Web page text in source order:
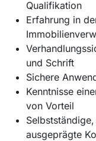
Qualifikation
Erfahrung in
und Schrift
Sichere
Kenntnisse
von Vorteil
ausgeprägte